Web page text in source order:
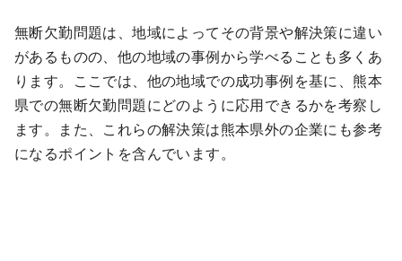
無断欠勤問題は、地域によってその背景や解決策に違い
があるものの、他の地域の事例から学べることも多くあ
ります。ここでは、他の地域での成功事例を基に、熊本
県での無断欠勤問題にどのように応用できるかを考察し
ます。また、これらの解決策は熊本県外の企業にも参考
になるポイントを含んでいます。